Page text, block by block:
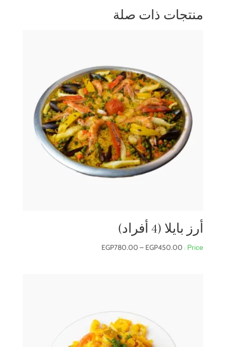
منتجات ذات صلة
أرز بايلا (4 أفراد)
EGP450.00
–
EGP780.00
نطاق